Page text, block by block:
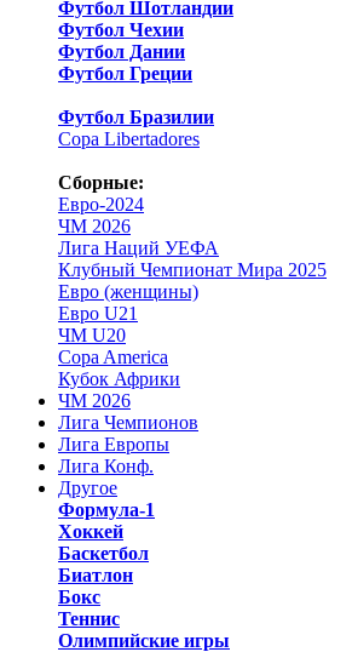
Футбол Шотландии
Футбол Чехии
Футбол Дании
Футбол Греции
Футбол Бразилии
Copa Libertadores
Сборные:
Евро-2024
ЧМ 2026
Лига Наций УЕФА
Клубный Чемпионат Мира 2025
Евро (женщины)
Евро U21
ЧМ U20
Copa America
Кубок Африки
ЧМ 2026
Лига Чемпионов
Лига Европы
Лига Конф.
Другое
Формула-1
Хоккей
Баскетбол
Биатлон
Бокс
Теннис
Олимпийские игры